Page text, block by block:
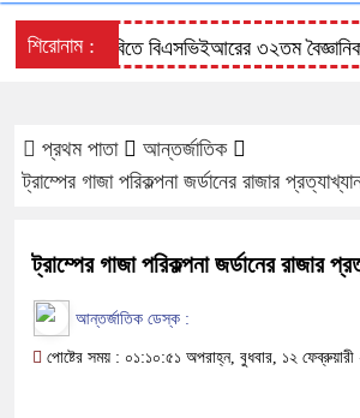
শিরোনাম :
বাকৃবিতে বিএসভিইআরের ৩২তম বৈজ্ঞানিক
প্রথম পাতা
আন্তর্জাতিক
ট্রাম্পের গাজা পরিকল্পনা জর্ডানের রাজার
ট্রাম্পের গাজা পরিকল্পনা জর্ডানের রাজার
আন্তর্জাতিক ডেস্ক :
পোষ্টের সময় : ০১:১০:৫১ অপরাহ্ন, বুধবার, ১২